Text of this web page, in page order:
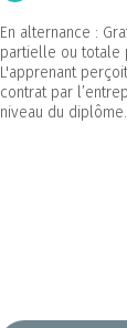
En alternance :
partielle ou totale
L'apprenant
contrat par
niveau du